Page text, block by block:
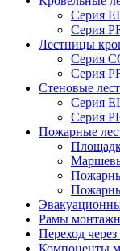
Серия
Серия
Лестницы
Серия
Серия
Стеновые
Серия
Серия
Пожарные
Рамы
Переход через